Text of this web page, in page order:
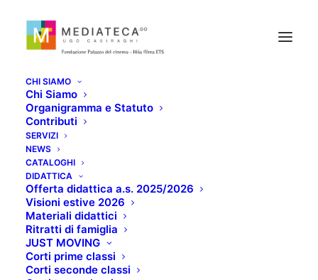
CHI SIAMO
Chi Siamo
Organigramma e Statuto
Contributi
SERVIZI
NEWS
CATALOGHI
DIDATTICA
Offerta didattica a.s. 2025/2026
Visioni estive 2026
Materiali didattici
Ritratti di famiglia
JUST MOVING
Corti prime classi
Corti seconde classi
PROIEZIONE CON
ACCOMPAGNAMENTO
MUSICALE DAL VIVO